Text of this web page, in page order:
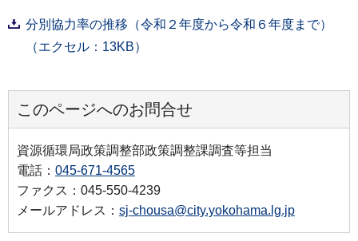
分別協力率の推移（令和２年度から令和６年度まで）
（エクセル：13KB）
このページへのお問合せ
資源循環局政策調整部政策調整課調査等担当
電話： 045-671-4565
ファクス：045-550-4239
メールアドレス： sj-chousa@city.yokohama.lg.jp